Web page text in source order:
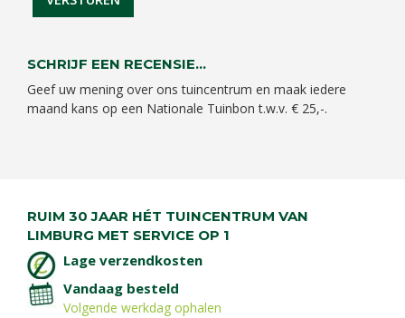
SCHRIJF EEN RECENSIE...
Geef uw mening over ons tuincentrum en maak iedere
maand kans op een Nationale Tuinbon t.w.v. € 25,-.
RUIM 30 JAAR HÉT TUINCENTRUM VAN
LIMBURG MET SERVICE OP 1
Lage verzendkosten
Vandaag besteld
Volgende werkdag ophalen